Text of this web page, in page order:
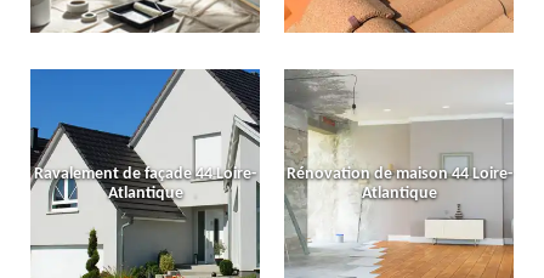
Ravalement de façade 44 Loire-
Atlantique
Rénovation de maison 44 Loire-
Atlantique